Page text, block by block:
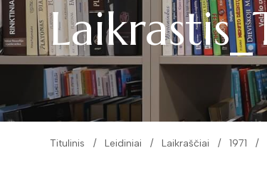
Titulinis Leidiniai Laikraščiai 1971